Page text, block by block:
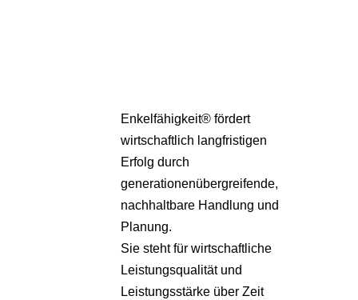
Enkelfähigkeit® fördert
wirtschaftlich langfristigen
Erfolg durch
generationenübergreifende,
nachhaltbare Handlung und
Planung.
Sie steht für wirtschaftliche
Leistungsqualität und
Leistungsstärke über Zeit